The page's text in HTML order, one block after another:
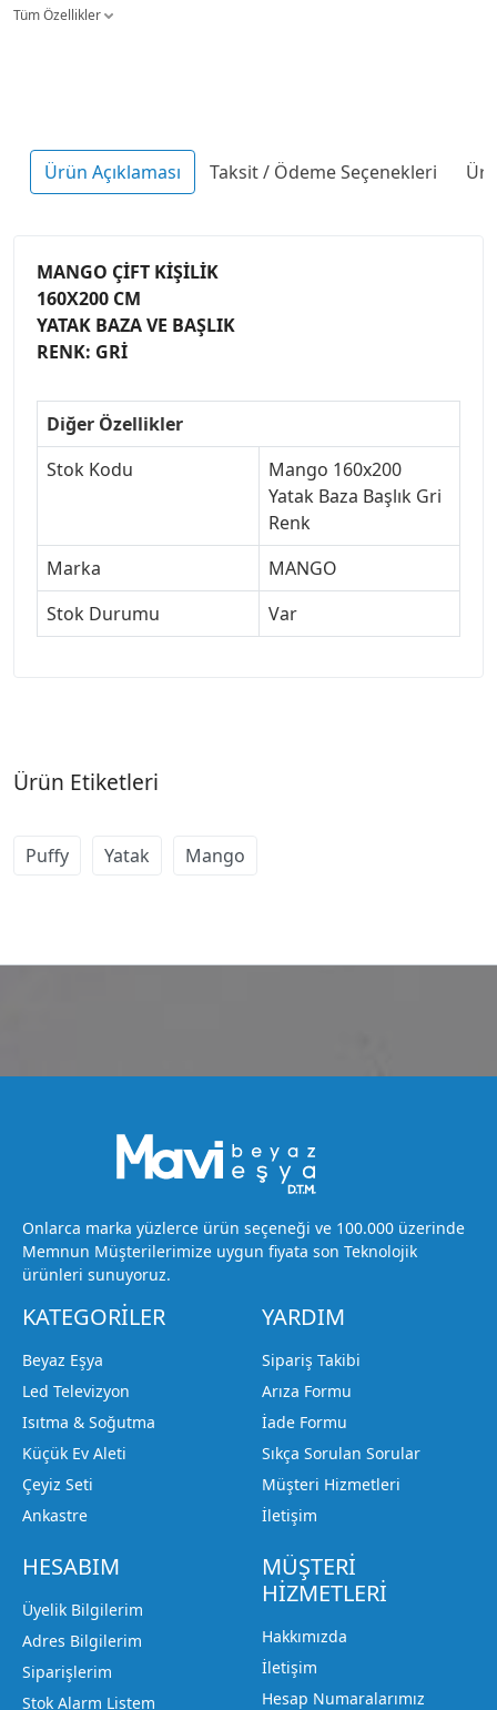
Tüm Özellikler
Ürün Açıklaması Taksit / Ödeme Seçenekleri
MANGO ÇİFT KİŞİLİK
160X200 CM
YATAK BAZA VE BAŞLIK
RENK: GRİ
Diğer Özellikler
Stok Kodu
Mango 160x200
Yatak Baza Başlık Gri
Renk
Marka
MANGO
Stok Durumu
Var
Ürün Etiketleri
Puffy Yatak Mango
Onlarca marka yüzlerce ürün seçeneği ve 100.000 üzerinde
Memnun Müşterilerimize uygun fiyata son Teknolojik
ürünleri sunuyoruz.
KATEGORİLER
Beyaz Eşya
Led Televizyon
Isıtma & Soğutma
Küçük Ev Aleti
Çeyiz Seti
Ankastre
YARDIM
Sipariş Takibi
Arıza Formu
İade Formu
Sıkça Sorulan Sorular
Müşteri Hizmetleri
İletişim
HESABIM
Üyelik Bilgilerim
Adres Bilgilerim
Siparişlerim
Stok Alarm Listem
MÜŞTERİ
HİZMETLERİ
Hakkımızda
İletişim
Hesap Numaralarımız